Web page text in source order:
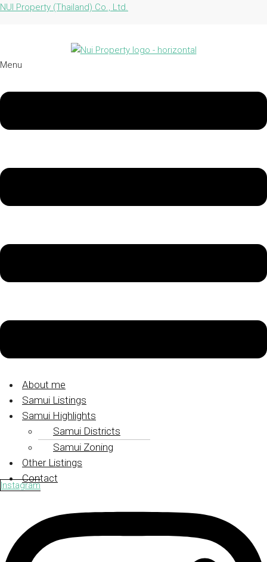
NUI Property (Thailand) Co., Ltd.
Menu
About me
Samui Listings
Samui Highlights
Samui Districts
Samui Zoning
Other Listings
Contact
Instagram